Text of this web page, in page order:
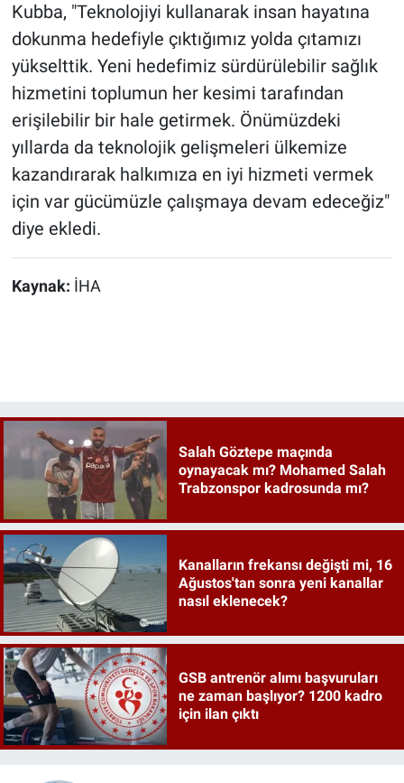
Kubba, "Teknolojiyi kullanarak insan hayatına
dokunma hedefiyle çıktığımız yolda çıtamızı
yükselttik. Yeni hedefimiz sürdürülebilir sağlık
hizmetini toplumun her kesimi tarafından
erişilebilir bir hale getirmek. Önümüzdeki
yıllarda da teknolojik gelişmeleri ülkemize
kazandırarak halkımıza en iyi hizmeti vermek
için var gücümüzle çalışmaya devam edeceğiz"
diye ekledi.
Kaynak: İHA
Salah Göztepe maçında
oynayacak mı? Mohamed Salah
Trabzonspor kadrosunda mı?
Kanalların frekansı değişti mi, 16
Ağustos'tan sonra yeni kanallar
nasıl eklenecek?
GSB antrenör alımı başvuruları
ne zaman başlıyor? 1200 kadro
için ilan çıktı